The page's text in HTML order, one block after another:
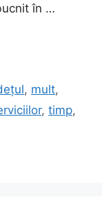
în …
, mult,
, timp,